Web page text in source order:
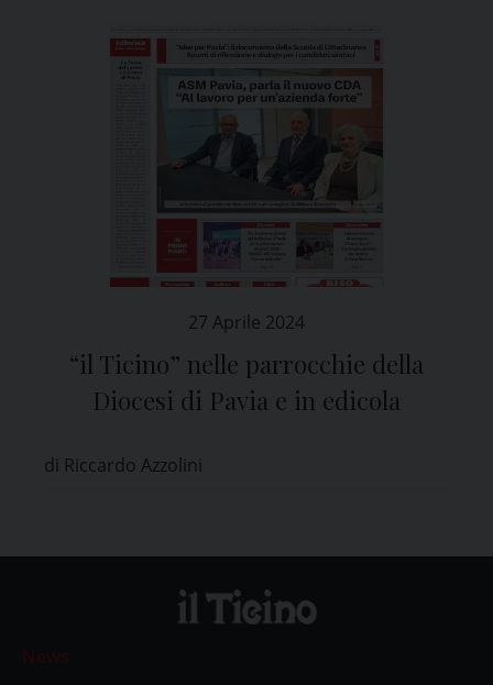
27 Aprile 2024
“il Ticino” nelle parrocchie della
Diocesi di Pavia e in edicola
di Riccardo Azzolini
News